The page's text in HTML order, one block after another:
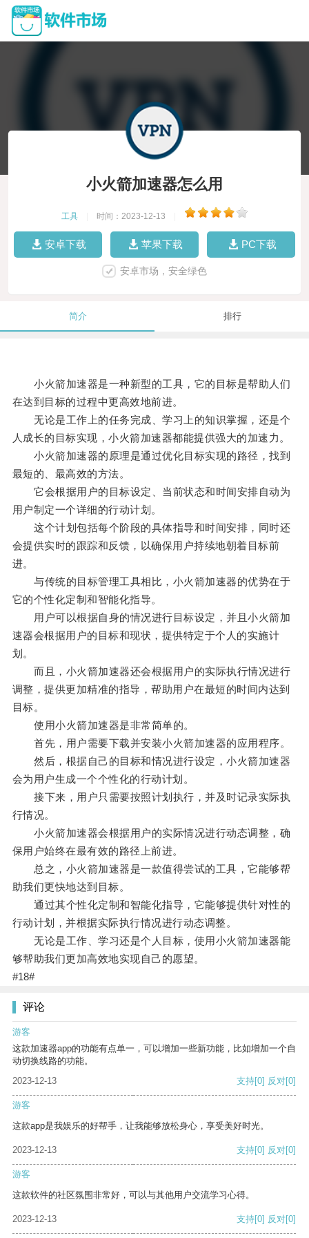
小火箭加速器怎么用
工具 时间：2023-12-13
安卓下载 苹果下载 PC下载
安卓市场，安全绿色
简介 排行
小火箭加速器是一种新型的工具，它的目标是帮助人们
在达到目标的过程中更高效地前进。
无论是工作上的任务完成、学习上的知识掌握，还是个
人成长的目标实现，小火箭加速器都能提供强大的加速力。
小火箭加速器的原理是通过优化目标实现的路径，找到
最短的、最高效的方法。
它会根据用户的目标设定、当前状态和时间安排自动为
用户制定一个详细的行动计划。
这个计划包括每个阶段的具体指导和时间安排，同时还
会提供实时的跟踪和反馈，以确保用户持续地朝着目标前
进。
与传统的目标管理工具相比，小火箭加速器的优势在于
它的个性化定制和智能化指导。
用户可以根据自身的情况进行目标设定，并且小火箭加
速器会根据用户的目标和现状，提供特定于个人的实施计
划。
而且，小火箭加速器还会根据用户的实际执行情况进行
调整，提供更加精准的指导，帮助用户在最短的时间内达到
目标。
使用小火箭加速器是非常简单的。
首先，用户需要下载并安装小火箭加速器的应用程序。
然后，根据自己的目标和情况进行设定，小火箭加速器
会为用户生成一个个性化的行动计划。
接下来，用户只需要按照计划执行，并及时记录实际执
行情况。
小火箭加速器会根据用户的实际情况进行动态调整，确
保用户始终在最有效的路径上前进。
总之，小火箭加速器是一款值得尝试的工具，它能够帮
助我们更快地达到目标。
通过其个性化定制和智能化指导，它能够提供针对性的
行动计划，并根据实际执行情况进行动态调整。
无论是工作、学习还是个人目标，使用小火箭加速器能
够帮助我们更加高效地实现自己的愿望。
#18#
评论
游客
这款加速器app的功能有点单一，可以增加一些新功能，比如增加一个自
动切换线路的功能。
2023-12-13
支持[0] 反对[0]
游客
这款app是我娱乐的好帮手，让我能够放松身心，享受美好时光。
2023-12-13 支持[0] 反对[0]
游客
这款软件的社区氛围非常好，可以与其他用户交流学习心得。
2023-12-13 支持[0] 反对[0]